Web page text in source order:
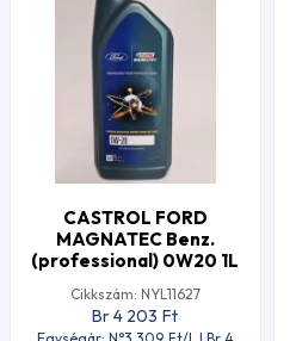
CASTROL FORD
MAGNATEC Benz.
(professional) 0W20 1L
Cikkszám: NYL11627
Br 4 203 Ft